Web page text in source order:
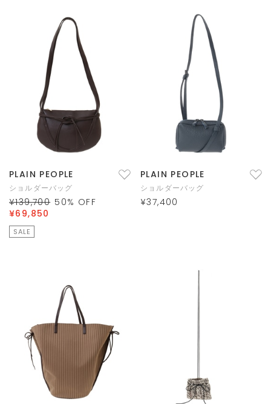
PLAIN PEOPLE
ショルダーバッグ
¥139,700 50% OFF
¥69,850
SALE
PLAIN PEOPLE
ショルダーバッグ
¥37,400